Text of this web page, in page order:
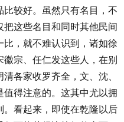
比较好。虽然只有名目，不
这些名目和同时其他民间
比，就不难认识到，诸如徐
宗、任仁发这些人，在别
各家收罗齐全，文、沈、
值得注意的。这其中尤以拥
。看起来，即使在乾隆以后